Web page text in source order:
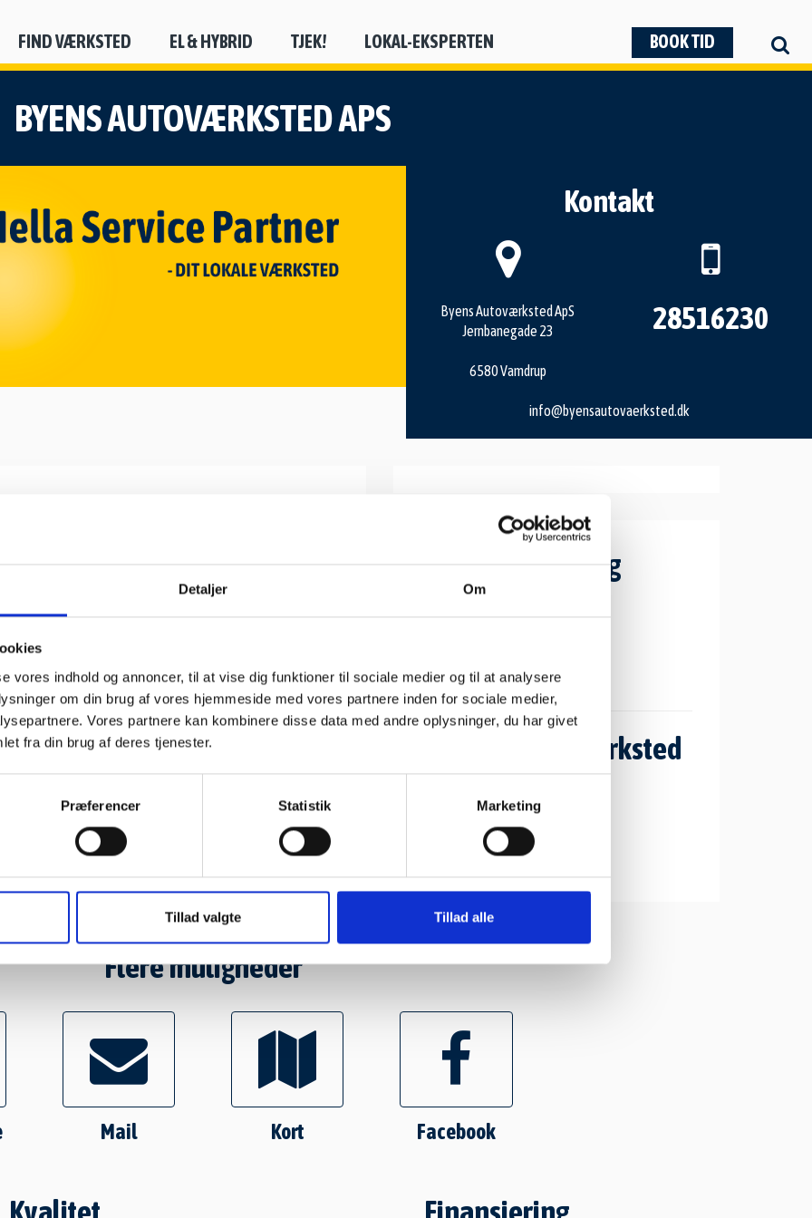
Detaljer Om
vores indhold og annoncer, til at vise dig funktioner til sociale medier og til at analysere
om din brug af vores hjemmeside med vores partnere inden for sociale medier,
Vores partnere kan kombinere disse data med andre oplysninger, du har givet
fra din brug af deres tjenester.
Præferencer Statistik Marketing
Tillad valgte Tillad alle
FIND VÆRKSTED EL & HYBRID BOOK TID
TJEK! LOKAL-EKSPERTEN
BYENS AUTOVÆRKSTED APS
Kontakt
Byens Autoværksted ApS
Jernbanegade 23
6580 Vamdrup
28516230
info@byensautovaerksted.dk
Hos os er der aldrig blot tale om en handel men derimod
med vores kunder og taler så de kan forstå det. Vi
at også biler med nyvognsgaranti, fortsat er dækket under
vores kunder bydes velkommen af en uddannet mekaniker,
deres bil. Uanset hvad din bil skal have repareret, kan du
af din bil og kan tilbyde dig et bredt udvalg af
du altid velkommen – henvend dig for yderligere information.
Åbningstider salg
Tirsdag: 08.00 – 17.30
Fredag: 08.00 – 17.30
Åbningstider værksted
Tirsdag: 08.00 – 17.30
Onsdag: 08.00 – 17.30
Torsdag: 08.00 – 17.30
Flere muligheder
Mail Kort Facebook